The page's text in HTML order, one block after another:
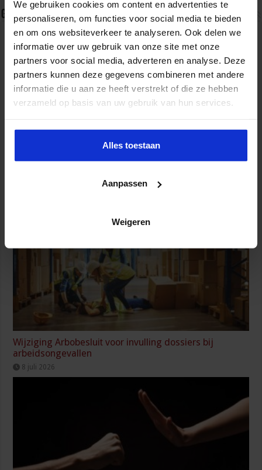
We gebruiken cookies om content en advertenties te
personaliseren, om functies voor social media te bieden
en om ons websiteverkeer te analyseren. Ook delen we
informatie over uw gebruik van onze site met onze
partners voor social media, adverteren en analyse. Deze
partners kunnen deze gegevens combineren met andere
informatie die u aan ze heeft verstrekt of die ze hebben
verzameld op basis van uw gebruik van hun services.
Alles toestaan
Aanpassen
Weigeren
Gerelateerde Artikelen
bescherming voor kinderen en gezinnen
Wijziging Arbobesluit voor invulling dossiers bij
arbeidsongevallen
8 juli 2026